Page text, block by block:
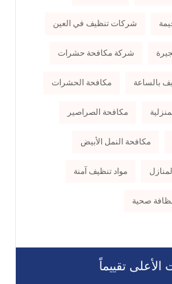
شركات تنظيف في العين
شركة مكافحة حشرات
بالساعة مكافحة الحشرات
مكافحة الصراصير
مكافحة النمل الأبيض
مواد تنظيف آمنة
صحية
الأعلى تقييماً